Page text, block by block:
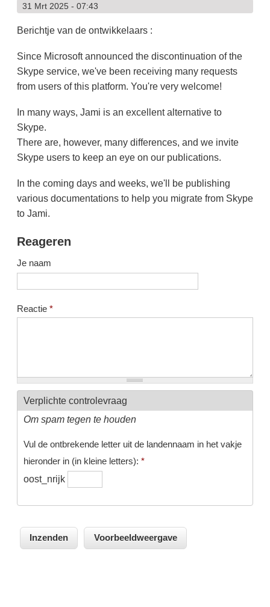
31 Mrt 2025 - 07:43
Berichtje van de ontwikkelaars :
Since Microsoft announced the discontinuation of the
Skype service, we've been receiving many requests
from users of this platform. You're very welcome!
In many ways, Jami is an excellent alternative to
Skype.
There are, however, many differences, and we invite
Skype users to keep an eye on our publications.
In the coming days and weeks, we'll be publishing
various documentations to help you migrate from Skype
to Jami.
Reageren
Je naam
Reactie *
Verplichte controlevraag
Om spam tegen te houden
Vul de ontbrekende letter uit de landennaam in het vakje
hieronder in (in kleine letters): *
oost_nrijk